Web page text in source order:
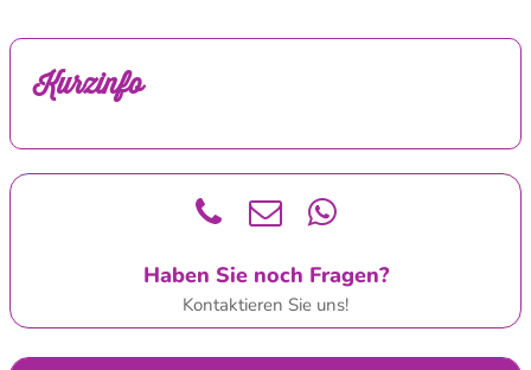
Kurzinfo
Haben Sie noch Fragen?
Kontaktieren Sie uns!